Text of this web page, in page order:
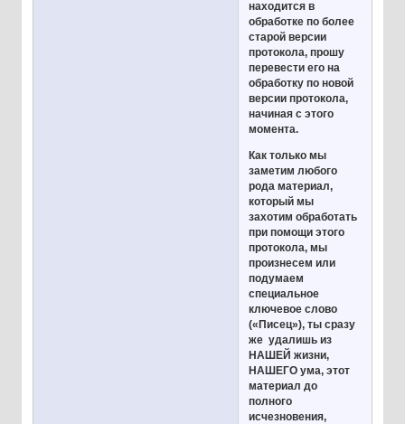
находится в
обработке по более
старой версии
протокола, прошу
перевести его на
обработку по новой
версии протокола,
начиная с этого
момента.
Как только мы
заметим любого
рода материал,
который мы
захотим обработать
при помощи этого
протокола, мы
произнесем или
подумаем
специальное
ключевое слово
(«Писец»), ты сразу
же удалишь из
НАШЕЙ жизни,
НАШЕГО ума, этот
материал до
полного
исчезновения,